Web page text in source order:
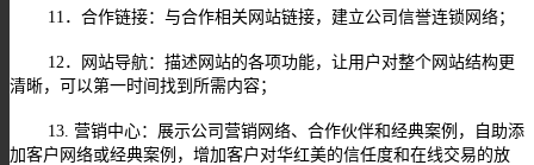
11 ．合作链接：与合作相关网站链接，建立公司信誉连锁网络；
12 ．网站导航：描述网站的各项功能，让用户对整个网站结构更
清晰，可以第一时间找到所需内容；
13. 营销中心：展示公司营销网络、合作伙伴和经典案例，自助添
加客户网络或经典案例，增加客户对华红美的信任度和在线交易的放